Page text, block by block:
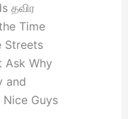
தவிர
Time
Streets
Ask Why
and
Nice Guys